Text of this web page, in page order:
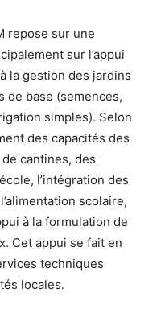
repose sur une
sur l’appui
la gestion des jardins
de base (semences,
simples). Selon
des capacités des
cantines, des
l’intégration des
scolaire,
à la formulation de
Cet appui se fait en
techniques
locales.